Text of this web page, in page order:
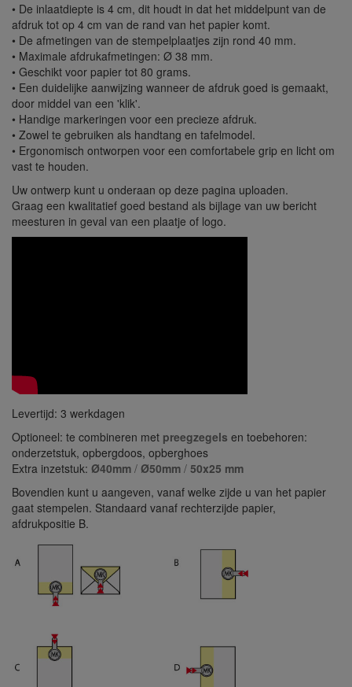
• De inlaatdiepte is 4 cm, dit houdt in dat het middelpunt van de
afdruk tot op 4 cm van de rand van het papier komt.
• De afmetingen van de stempelplaatjes zijn rond 40 mm.
• Maximale afdrukafmetingen: Ø 38 mm.
• Geschikt voor papier tot 80 grams.
• Een duidelijke aanwijzing wanneer de afdruk goed is gemaakt,
door middel van een 'klik'.
• Handige markeringen voor een precieze afdruk.
• Zowel te gebruiken als handtang en tafelmodel.
• Ergonomisch ontworpen voor een comfortabele grip en licht om
vast te houden.
Uw ontwerp kunt u onderaan op deze pagina uploaden.
Graag een kwalitatief goed bestand als bijlage van uw bericht
meesturen in geval van een plaatje of logo.
Levertijd: 3 werkdagen
Optioneel: te combineren met preegzegels en toebehoren:
onderzetstuk, opbergdoos, opberghoes
Extra inzetstuk: Ø40mm / Ø50mm / 50x25 mm
Bovendien kunt u aangeven, vanaf welke zijde u van het papier
gaat stempelen. Standaard vanaf rechterzijde papier,
afdrukpositie B.